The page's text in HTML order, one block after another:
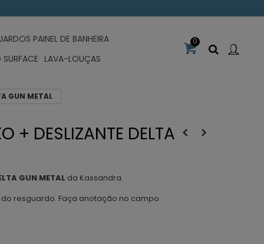
PAINEL DE BANHEIRA
LAVA-LOUÇAS
0
GUN METAL
+ DESLIZANTE DELTA
GUN METAL da Kassandra.
resguardo. Faça anotação no campo